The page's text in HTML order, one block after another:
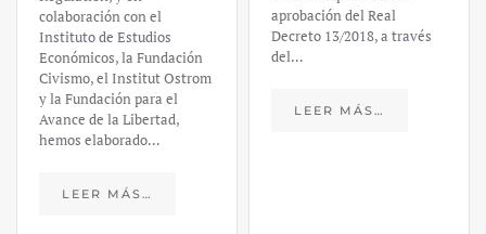
colaboración con el
Instituto de Estudios
Económicos, la Fundación
Civismo, el Institut Ostrom
y la Fundación para el
Avance de la Libertad,
hemos elaborado…
LEER MÁS…
aprobación del Real
Decreto 13/2018, a través
del…
LEER MÁS…